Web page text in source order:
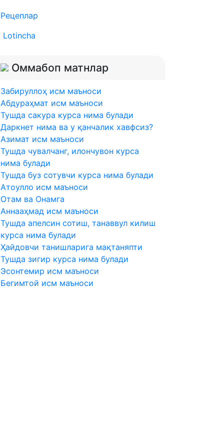
Рецеплар
Lotincha
Оммабоп матнлар
Забируллоҳ исм маъноси
Абдураҳмат исм маъноси
Тушда сакура курса нима булади
Даркнет нима ва у қанчалик хавфсиз?
Азимат исм маъноси
Тушда чувалчанг, илончувон курса
нима булади
Тушда буз сотувчи курса нима булади
Атоулло исм маъноси
Отам ва Онамга
Аннааҳмад исм маъноси
Тушда апелсин сотиш, танаввул килиш
курса нима булади
Ҳайдовчи танишларига мақтаняпти
Тушда зигир курса нима булади
Эсонтемир исм маъноси
Бегимтой исм маъноси